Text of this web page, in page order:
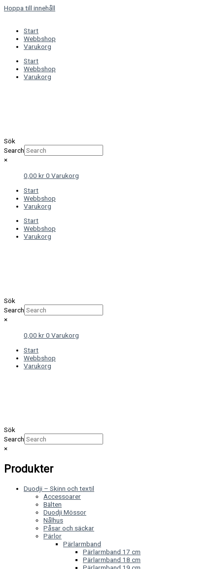
Hoppa till innehåll
Start
Webbshop
Varukorg
Start
Webbshop
Varukorg
Sök
Search
×
0,00 kr0 Varukorg
Start
Webbshop
Varukorg
Start
Webbshop
Varukorg
Sök
Search
×
0,00 kr0 Varukorg
Start
Webbshop
Varukorg
Sök
Search
×
Produkter
Duodji – Skinn och textil
Accessoarer
Bälten
Duodji Mössor
Nålhus
Påsar och säckar
Pärlor
Pärlarmband
Pärlarmband 17 cm
Pärlarmband 18 cm